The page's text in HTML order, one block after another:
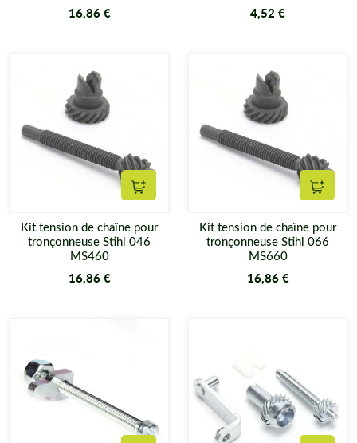
16,86 € 4,52 €
Ajouter au panier
Kit tension de chaîne pour
tronçonneuse Stihl 046
MS460
16,86 €
Kit tension de chaîne pour
tronçonneuse Stihl 066
MS660
16,86 €